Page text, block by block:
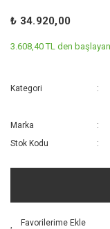
₺ 34.920,00
3.608,40 TL den
Kategori
Marka
Stok Kodu